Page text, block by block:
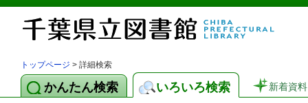
トップページ > 詳細検索
かんたん検索 いろいろ検索 新着資料